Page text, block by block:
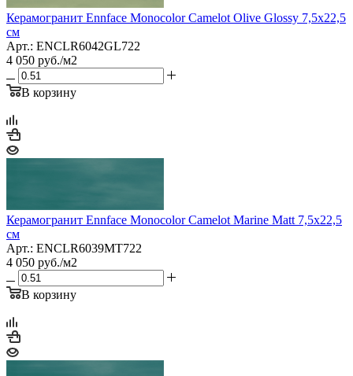
Керамогранит Ennface Monocolor Camelot Olive Glossy 7,5x22,5
см
Арт.: ENCLR6042GL722
4 050 руб./м2
В корзину
Керамогранит Ennface Monocolor Camelot Marine Matt 7,5x22,5
см
Арт.: ENCLR6039MT722
4 050 руб./м2
В корзину